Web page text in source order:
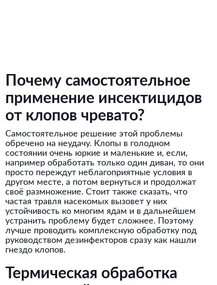
Почему самостоятельное
применение инсектицидов
от клопов чревато?
Самостоятельное решение этой проблемы
обречено на неудачу. Клопы в голодном
состоянии очень юркие и маленькие и, если,
например обработать только один диван, то они
просто переждут неблагоприятные условия в
другом месте, а потом вернуться и продолжат
своё размножение. Стоит также сказать, что
частая травля насекомых вызовет у них
устойчивость ко многим ядам и в дальнейшем
устранить проблему будет сложнее. Поэтому
лучше проводить комплексную обработку под
руководством дезинфекторов сразу как нашли
гнездо клопов.
Термическая обработка